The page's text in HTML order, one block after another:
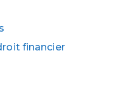
financier